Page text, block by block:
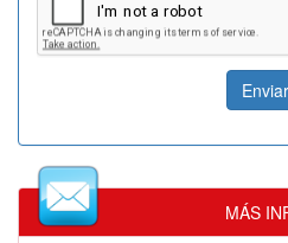
MÁS